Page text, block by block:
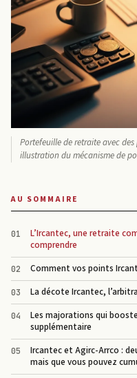
Portefeuille de retraite avec
illustration du mécanisme de
AU SOMMAIRE
L’Ircantec, une retraite
comprendre
Comment vos points
La décote Ircantec,
Les majorations qui
supplémentaire
Ircantec et Agirc-Arrco :
mais que vous pouvez